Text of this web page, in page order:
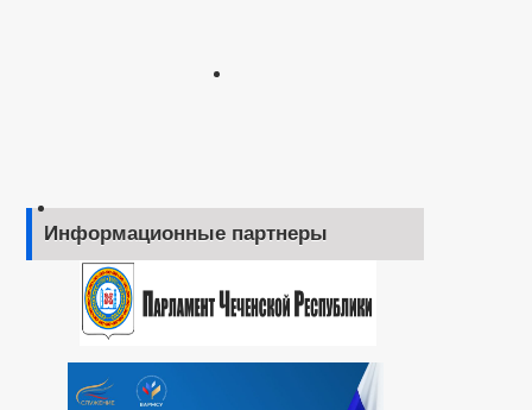
Информационные партнеры